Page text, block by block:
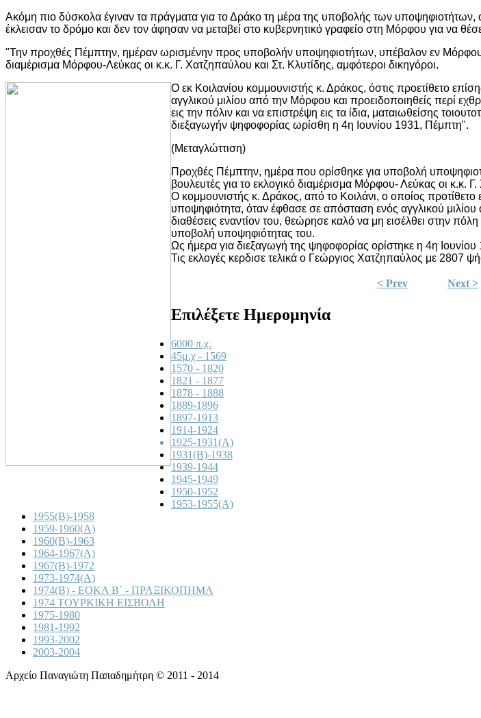
Ακόμη πιο δύσκολα έγιναν τα πράγματα για το Δράκο τη μέρα της υποβολής των υποψηφιοτήτων,
έκλεισαν το δρόμο και δεν τον άφησαν να μεταβεί στο κυβερνητικό γραφείο στη Μόρφου για να
"Την προχθές Πέμπτην, ημέραν ωρισμένην προς υποβολήν υποψηφιοτήτων, υπέβαλον εν Μόρφου
διαμέρισμα Μόρφου-Λεύκας οι κ.κ. Γ. Χατζηπαύλου και Στ. Κλυτίδης, αμφότεροι δικηγόροι.
Ο εκ Κοιλανίου κομμουνιστής κ. Δράκος, όστις προετίθετο
αγγλικού μιλίου από την Μόρφου και προειδοποιηθείς περί
εις την πόλιν και να επιστρέψη εις τα ίδια, ματαιωθείσης
διεξαγωγήν ψηφοφορίας ωρίσθη η 4η Ιουνίου 1931, Πέμπτη".
(Μεταγλώττιση)
Προχθές Πέμπτην, ημέρα που ορίσθηκε για υποβολή
βουλευτές για το εκλογικό διαμέρισμα Μόρφου- Λεύκας οι κ.κ.
Ο κομμουνιστής κ. Δράκος, από το Κοιλάνι, ο οποίος προτίθετο
υποψηφιότητα, όταν έφθασε σε απόσταση ενός αγγλικού
διαθέσεις εναντίον του, θεώρησε καλό να μη εισέλθει στην πόλη
υποβολή υποψηφιότητας του.
Ως ήμερα για διεξαγωγή της ψηφοφορίας ορίστηκε η 4η
Τις εκλογές κερδισε τελικά ο Γεώργιος Χατζηπαύλος με 2807
< Prev Next >
Επιλέξετε Ημερομηνία
6000 π.χ.
45μ.χ - 1569
1570 - 1820
1821 - 1877
1878 - 1888
1889-1896
1897-1913
1914-1924
1925-1931(A)
1931(B)-1938
1939-1944
1945-1949
1950-1952
1953-1955(A)
1955(B)-1958
1959-1960(A)
1960(B)-1963
1964-1967(A)
1967(B)-1972
1973-1974(A)
1974(B) - ΕΟΚΑ Β΄ - ΠΡΑΞΙΚΟΠΗΜΑ
1974 ΤΟΥΡΚΙΚΗ ΕΙΣΒΟΛΗ
1975-1980
1981-1992
1993-2002
2003-2004
Αρχείο Παναγιώτη Παπαδημήτρη © 2011 - 2014